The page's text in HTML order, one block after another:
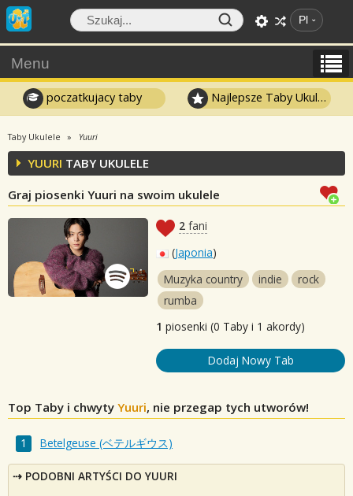
Pl
Menu
poczatkujacy taby Najlepsze Taby Ukulele
Taby Ukulele Yuuri
YUURI TABY UKULELE
Graj piosenki Yuuri na swoim ukulele
2 fani
(Japonia)
Muzyka country
indie
rock
rumba
1 piosenki (0 Taby i 1 akordy)
Dodaj Nowy Tab
Top Taby i chwyty Yuuri, nie przegap tych utworów!
Betelgeuse (ベテルギウス)
PODOBNI ARTYŚCI DO YUURI